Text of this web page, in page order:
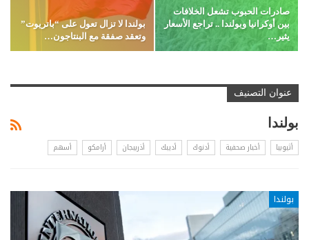
صادرات الحبوب تشعل الخلافات
بين أوكرانيا وبولندا .. تراجع الأسعار
يثير…
بولندا لا تزال تعول على “باتريوت”
وتعقد صفقة مع البنتاجون…
عنوان التصنيف
بولندا
أثيوبيا أخبار صحفية أدنوك أديبك أذربيجان أرامكو أسهم
بولندا